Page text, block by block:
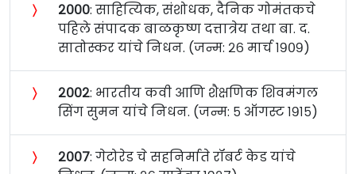
〉 २०००: साहित्यिक, संशोधक, दैनिक गोमंतकचे
पहिले संपादक बाळकृष्ण दत्तात्रेय तथा बा. द.
सातोस्कर यांचे निधन. (जन्म: २६ मार्च १९०९)
〉 २००२: भारतीय कवी आणि शैक्षणिक शिवमंगल
सिंग सुमन यांचे निधन. (जन्म: ५ ऑगस्ट १९१५)
〉 २००७: गेटोरेड चे सहनिर्माते रॉबर्ट केड यांचे